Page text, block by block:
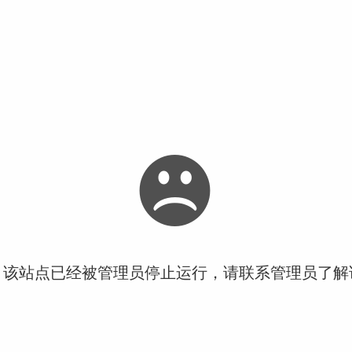
站点已经被管理员停止运行，请联系管理员了